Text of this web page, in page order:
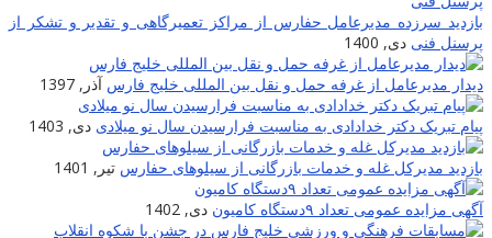
بازدید سرزده مدیرعامل حفارس از مراکز تعمیرگاهی و تقدیر و تشکر از
پرسنل فنی دی, 1400
دیدار مدیرعامل از غرفه حمل و نقل بین المللی خلیج فارس آذر, 1397
پیام تبریک دکتر خدادادی به مناسبت فرارسیدن سال نو میلادی دی, 1403
بازدید مدیرکل غله و خدمات بازرگانی از سیلوهای حفارس تیر, 1401
آگهی مزایده عمومی تعداد ۹دستگاه کامیون
دی, 1402